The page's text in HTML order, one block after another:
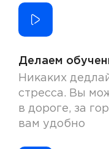
Делаем
Никаких
стресса. Вы
в дороге, за
вам удобно